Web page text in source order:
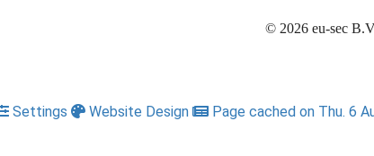
© 2026 eu-sec
Settings Website Design
Page cached on Thu. 6